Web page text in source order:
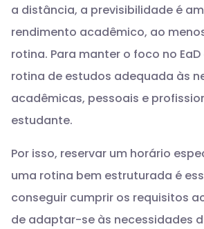
a distância, a previsibilidade é
rendimento acadêmico, ao
rotina. Para manter o foco no
rotina de estudos adequada às
acadêmicas, pessoais e
estudante.
Por isso, reservar um horário
uma rotina bem estruturada é
conseguir cumprir os requisitos
de adaptar-se às necessidades